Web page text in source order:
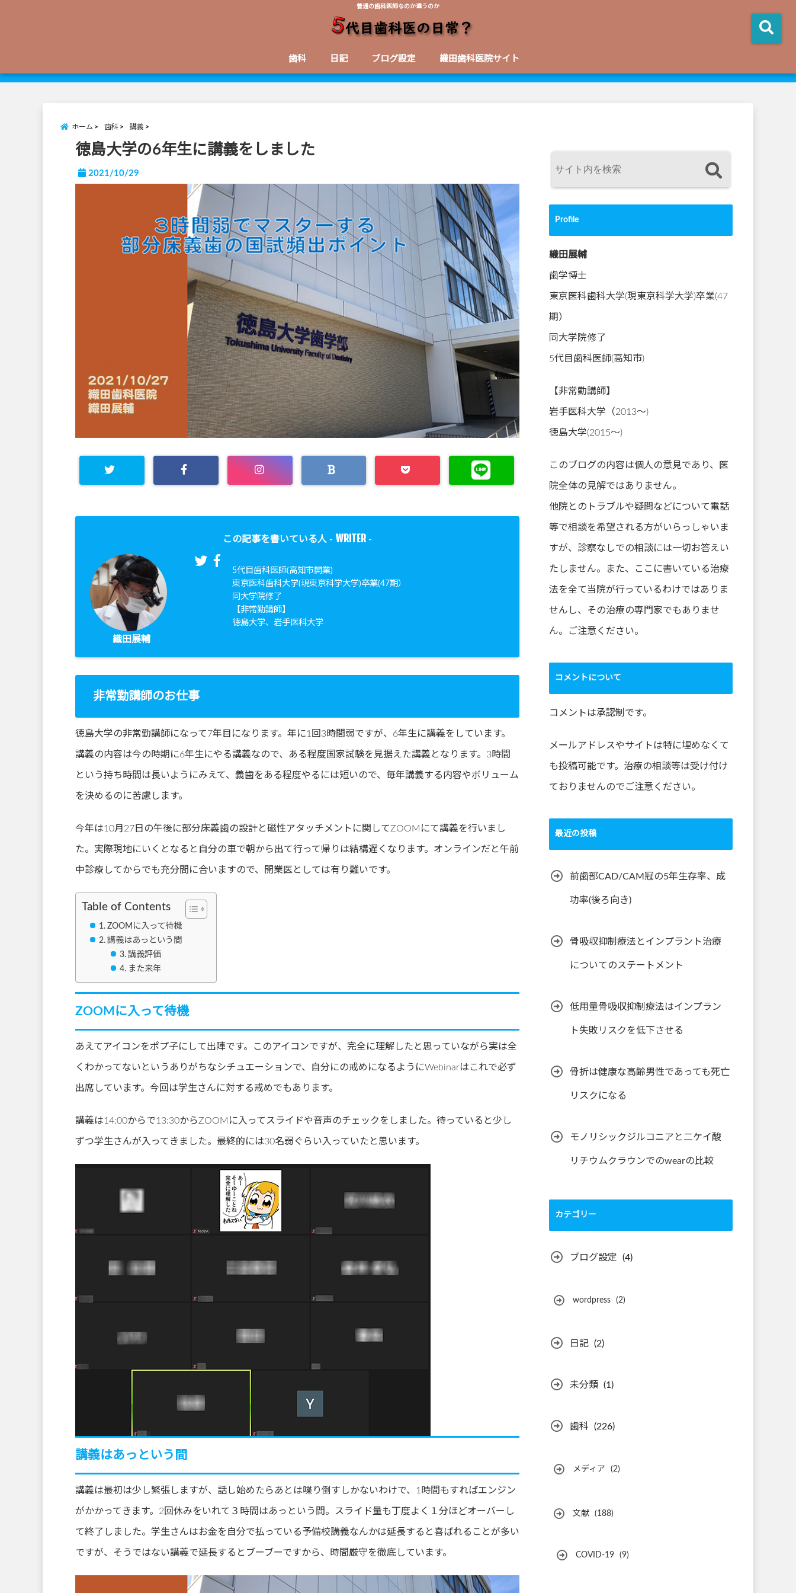
普通の歯科医師なのか違うのか
歯科 日記 ブログ設定 織田歯科医院サイト
ホーム 歯科 講義
徳島大学の6年生に講義をしました
2021/10/29
この記事を書いている人 - WRITER -
織田展輔
5代目歯科医師(高知市開業)
東京医科歯科大学(現東京科学大学)卒業(47期）
同大学院修了
【非常勤講師】
徳島大学、岩手医科大学
非常勤講師のお仕事
徳島大学の非常勤講師になって7年目になります。年に1回3時間弱ですが、6年生に講義をしています。
講義の内容は今の時期に6年生にやる講義なので、ある程度国家試験を見据えた講義となります。3時間
という持ち時間は長いようにみえて、義歯をある程度やるには短いので、毎年講義する内容やボリューム
を決めるのに苦慮します。
今年は10月27日の午後に部分床義歯の設計と磁性アタッチメントに関してZOOMにて講義を行いまし
た。実際現地にいくとなると自分の車で朝から出て行って帰りは結構遅くなります。オンラインだと午前
中診療してからでも充分間に合いますので、開業医としては有り難いです。
Table of Contents
ZOOMに入って待機
講義はあっという間
講義評価
また来年
ZOOMに入って待機
あえてアイコンをポプ子にして出陣です。このアイコンですが、完全に理解したと思っていながら実は全
くわかってないというありがちなシチュエーションで、自分にの戒めになるようにWebinarはこれで必ず
出席しています。今回は学生さんに対する戒めでもあります。
講義は14:00からで13:30からZOOMに入ってスライドや音声のチェックをしました。待っていると少し
ずつ学生さんが入ってきました。最終的には30名弱ぐらい入っていたと思います。
講義はあっという間
講義は最初は少し緊張しますが、話し始めたらあとは喋り倒すしかないわけで、1時間もすればエンジン
がかかってきます。2回休みをいれて３時間はあっという間。スライド量も丁度よく１分ほどオーバーし
て終了しました。学生さんはお金を自分で払っている予備校講義なんかは延長すると喜ばれることが多い
ですが、そうではない講義で延長するとブーブーですから、時間厳守を徹底しています。
Profile
織田展輔
歯学博士
東京医科歯科大学(現東京科学大学)卒業(47
期）
同大学院修了
5代目歯科医師(高知市)
【非常勤講師】
岩手医科大学（2013～)
徳島大学(2015～)
このブログの内容は個人の意見であり、医
院全体の見解ではありません。
他院とのトラブルや疑問などについて電話
等で相談を希望される方がいらっしゃいま
すが、診察なしでの相談には一切お答えい
たしません。また、ここに書いている治療
法を全て当院が行っているわけではありま
せんし、その治療の専門家でもありませ
ん。ご注意ください。
コメントについて
コメントは承認制です。
メールアドレスやサイトは特に埋めなくて
も投稿可能です。治療の相談等は受け付け
ておりませんのでご注意ください。
最近の投稿
前歯部CAD/CAM冠の5年生存率、成
功率(後ろ向き)
骨吸収抑制療法とインプラント治療
についてのステートメント
低用量骨吸収抑制療法はインプラン
ト失敗リスクを低下させる
骨折は健康な高齢男性であっても死亡
リスクになる
モノリシックジルコニアと二ケイ酸
リチウムクラウンでのwearの比較
カテゴリー
ブログ設定 (4)
wordpress (2)
日記 (2)
未分類 (1)
歯科 (226)
メディア (2)
文献 (188)
COVID-19 (9)